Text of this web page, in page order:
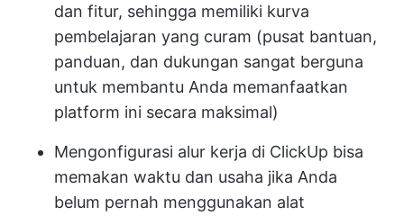
dan fitur, sehingga memiliki kurva
pembelajaran yang curam (pusat bantuan,
panduan, dan dukungan sangat berguna
untuk membantu Anda memanfaatkan
platform ini secara maksimal)
Mengonfigurasi alur kerja di ClickUp bisa
memakan waktu dan usaha jika Anda
belum pernah menggunakan alat